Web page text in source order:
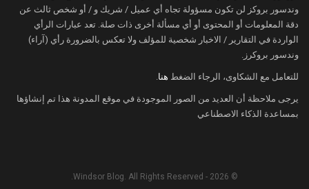
وندسور بروكز لن تكون مسؤولة تجاه أي عميل / شريك و / أو شخص ثالث عن
دقة المعلومات أو المحتوى أو أي مسألة أخرى ذات صلة. تعد عبارات الرأي
الواردة في التقارير / الاخبار شخصية للمؤلف ولا تعكس بالضرورة رأي (آراء)
وندسور بروكرز.
للتعامل مع الشكاوى، الرجاء الضغط هنا
يرجى ملاحظة أن العديد من الصور الموجودة في موقع المدونة هذا تم إنشاؤها
بمساعدة الذكاء الاصطناعي
© 2026 - Windsor Blog. All Rights Reserved.